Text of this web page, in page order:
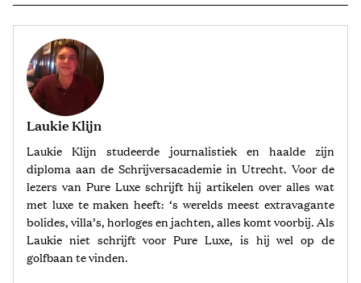
Laukie Klijn
Laukie Klijn studeerde journalistiek en haalde zijn
diploma aan de Schrijversacademie in Utrecht. Voor de
lezers van Pure Luxe schrijft hij artikelen over alles wat
met luxe te maken heeft: ‘s werelds meest extravagante
bolides, villa’s, horloges en jachten, alles komt voorbij. Als
Laukie niet schrijft voor Pure Luxe, is hij wel op de
golfbaan te vinden.